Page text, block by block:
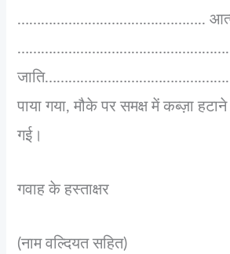
…………………..…………..………..
पाया गया, मौके पर समक्ष में कब्ज़ा हटाने
गई।
गवाह के हस्ताक्षर
(नाम वल्दियत सहित)